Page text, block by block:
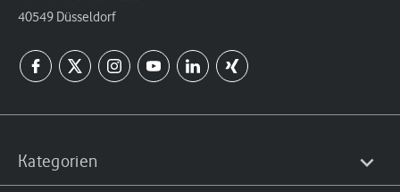
40549 Düsseldorf
Kategorien